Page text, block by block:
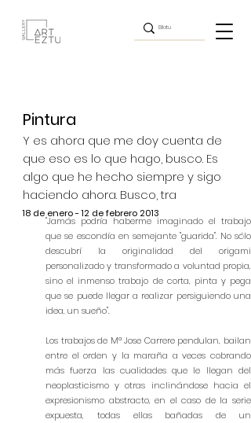
Pintura
Y es ahora que me doy cuenta de
que eso es lo que hago, busco. Es
algo que he hecho siempre y sigo
haciendo ahora. Busco, tra
18 de enero - 12 de febrero 2013
"Jamás podría haberme imaginado el trabajo
que se escondía en semejante "guarida". No sólo
descubrí la originalidad del origami
personalizado y transformado a voluntad propia,
sino el inmenso trabajo de corta, pinta y pega
que se puede llegar a realizar persiguiendo una
idea, un sueño".
Los trabajos de Mª Jose Carrere pendulan, bailan
entre el orden y la maraña a veces cobrando
más fuerza las cualidades que le llegan del
neoplasticismo y otras inclinándose hacia el
expresionismo abstracto, en el caso de la serie
expuesta, todas ellas bañadas de un